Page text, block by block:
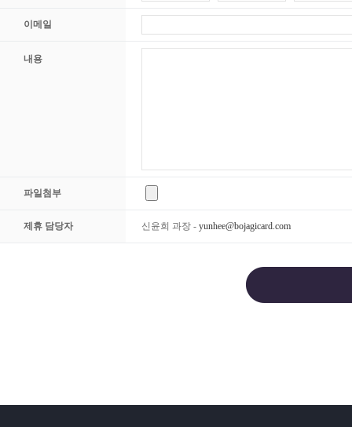
이메일
내용
파일첨부
제휴 담당자 신윤희 과장 - yunhee@bojagicard.com